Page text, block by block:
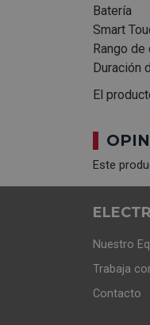
Batería
Smart
Rango de
Duración
El
Este
Nuestro
Trabaja
Contacto